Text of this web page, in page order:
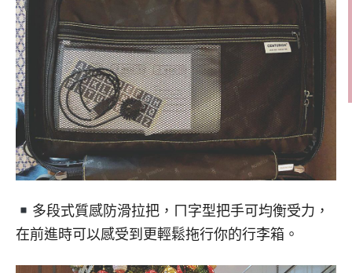
多段式質感防滑拉把，ㄇ字型把手可均衡受力，
在前進時可以感受到更輕鬆拖行你的行李箱。